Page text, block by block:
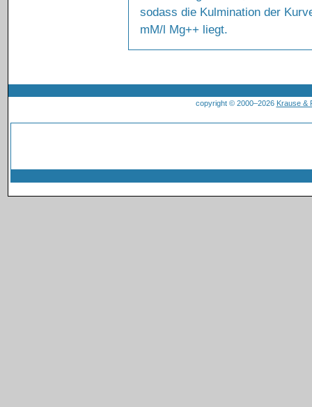
sodass die Kulmination der
mM/l Mg++ liegt.
copyright © 2000–2026 Krause &